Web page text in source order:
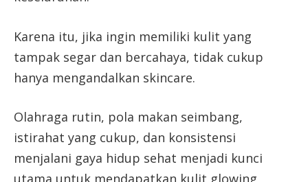
Karena itu, jika ingin memiliki kulit yang
tampak segar dan bercahaya, tidak cukup
hanya mengandalkan skincare.
Olahraga rutin, pola makan seimbang,
istirahat yang cukup, dan konsistensi
menjalani gaya hidup sehat menjadi kunci